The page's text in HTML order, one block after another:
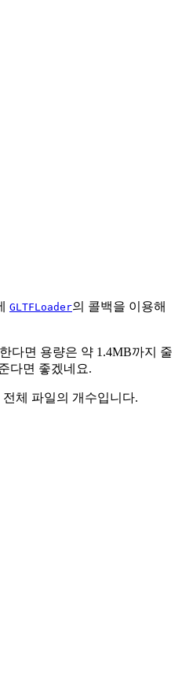
GLTFLoader의 콜백을 이용해
다면 용량은 약 1.4MB까지 줄
다면 좋겠네요.
체 파일의 개수입니다.